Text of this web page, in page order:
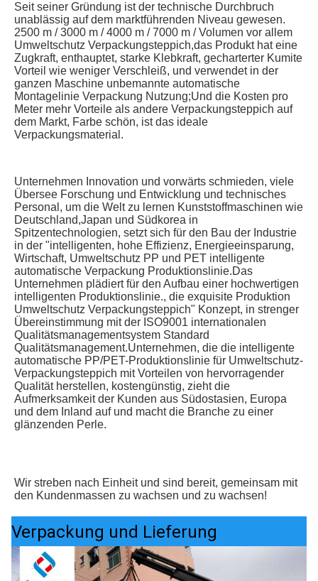
Seit seiner Gründung ist der technische Durchbruch
unablässig auf dem marktführenden Niveau gewesen.
2500 m / 3000 m / 4000 m / 7000 m / Volumen vor allem
Umweltschutz Verpackungsteppich,das Produkt hat eine
Zugkraft, enthauptet, starke Klebkraft, gecharterter Kumite
Vorteil wie weniger Verschleiß, und verwendet in der
ganzen Maschine unbemannte automatische
Montagelinie Verpackung Nutzung;Und die Kosten pro
Meter mehr Vorteile als andere Verpackungsteppich auf
dem Markt, Farbe schön, ist das ideale
Verpackungsmaterial.
Unternehmen Innovation und vorwärts schmieden, viele
Übersee Forschung und Entwicklung und technisches
Personal, um die Welt zu lernen Kunststoffmaschinen wie
Deutschland,Japan und Südkorea in
Spitzentechnologien, setzt sich für den Bau der Industrie
in der "intelligenten, hohe Effizienz, Energieeinsparung,
Wirtschaft, Umweltschutz PP und PET intelligente
automatische Verpackung Produktionslinie.Das
Unternehmen plädiert für den Aufbau einer hochwertigen
intelligenten Produktionslinie., die exquisite Produktion
Umweltschutz Verpackungsteppich" Konzept, in strenger
Übereinstimmung mit der ISO9001 internationalen
Qualitätsmanagementsystem Standard
Qualitätsmanagement.Unternehmen, die die intelligente
automatische PP/PET-Produktionslinie für Umweltschutz-
Verpackungsteppich mit Vorteilen von hervorragender
Qualität herstellen, kostengünstig, zieht die
Aufmerksamkeit der Kunden aus Südostasien, Europa
und dem Inland auf und macht die Branche zu einer
glänzenden Perle.
Wir streben nach Einheit und sind bereit, gemeinsam mit
den Kundenmassen zu wachsen und zu wachsen!
Verpackung und Lieferung